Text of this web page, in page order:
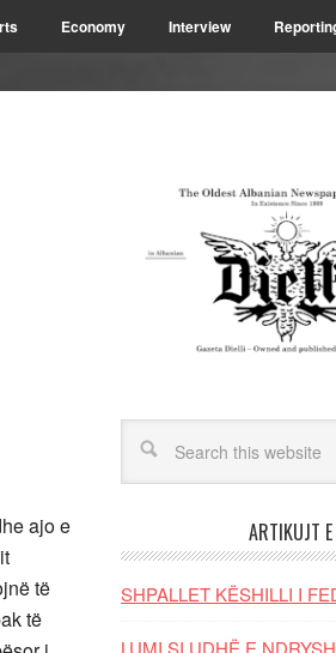
Economy Interview
ajo e
të
të
ARTIKUJT
SHPALLET KËSHILLI I
LUMI SI UDHË E